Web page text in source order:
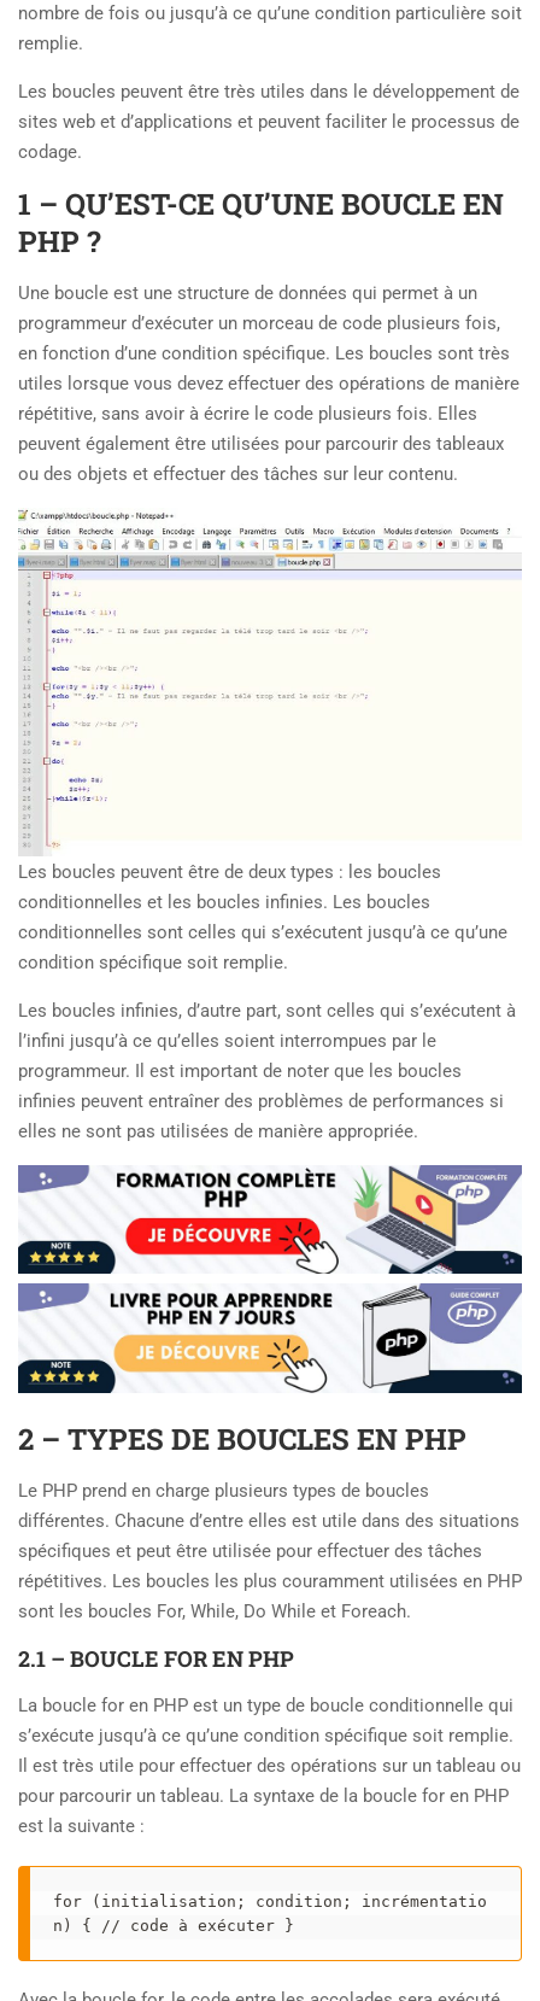
nombre de fois ou jusqu’à ce qu’une condition particulière soit
remplie.
Les boucles peuvent être très utiles dans le développement de
sites web et d’applications et peuvent faciliter le processus de
codage.
1 – QU’EST-CE QU’UNE BOUCLE EN
PHP ?
Une boucle est une structure de données qui permet à un
programmeur d’exécuter un morceau de code plusieurs fois,
en fonction d’une condition spécifique. Les boucles sont très
utiles lorsque vous devez effectuer des opérations de manière
répétitive, sans avoir à écrire le code plusieurs fois. Elles
peuvent également être utilisées pour parcourir des tableaux
ou des objets et effectuer des tâches sur leur contenu.
Les boucles peuvent être de deux types : les boucles
conditionnelles et les boucles infinies. Les boucles
conditionnelles sont celles qui s’exécutent jusqu’à ce qu’une
condition spécifique soit remplie.
Les boucles infinies, d’autre part, sont celles qui s’exécutent à
l’infini jusqu’à ce qu’elles soient interrompues par le
programmeur. Il est important de noter que les boucles
infinies peuvent entraîner des problèmes de performances si
elles ne sont pas utilisées de manière appropriée.
2 – TYPES DE BOUCLES EN PHP
Le PHP prend en charge plusieurs types de boucles
différentes. Chacune d’entre elles est utile dans des situations
spécifiques et peut être utilisée pour effectuer des tâches
répétitives. Les boucles les plus couramment utilisées en PHP
sont les boucles For, While, Do While et Foreach.
2.1 – BOUCLE FOR EN PHP
La boucle for en PHP est un type de boucle conditionnelle qui
s’exécute jusqu’à ce qu’une condition spécifique soit remplie.
Il est très utile pour effectuer des opérations sur un tableau ou
pour parcourir un tableau. La syntaxe de la boucle for en PHP
est la suivante :
for (initialisation; condition; incrémentatio
n) { // code à exécuter }